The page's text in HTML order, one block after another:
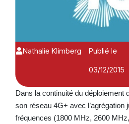
Nathalie Klimberg
Publié le
03/12/2015
Dans la continuité du déploiement
son réseau 4G+ avec l’agrégation
fréquences (1800 MHz, 2600